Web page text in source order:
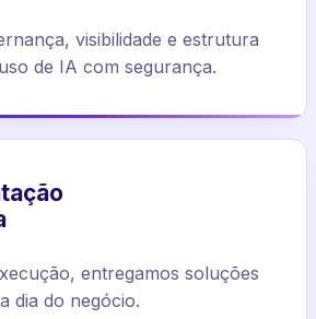
visibilidade e estrutura
de IA com segurança.
entregamos soluções
dia do negócio.